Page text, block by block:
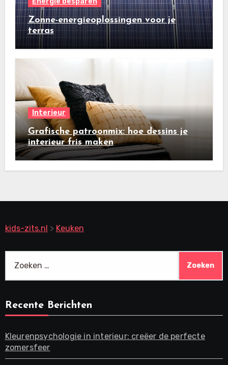
Zonne-energieoplossingen voor je
terras
Interieur
Grafische patroonmix: hoe dessins je
interieur fris maken
kids-zits.nl > Keuken
naar:
Recente Berichten
Kleurenpsychologie in interieur: creëer de perfecte
zomersfeer